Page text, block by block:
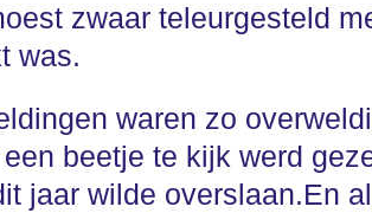
zwaar teleurgesteld
was.
waren zo
beetje te kijk werd
jaar wilde overslaan.En